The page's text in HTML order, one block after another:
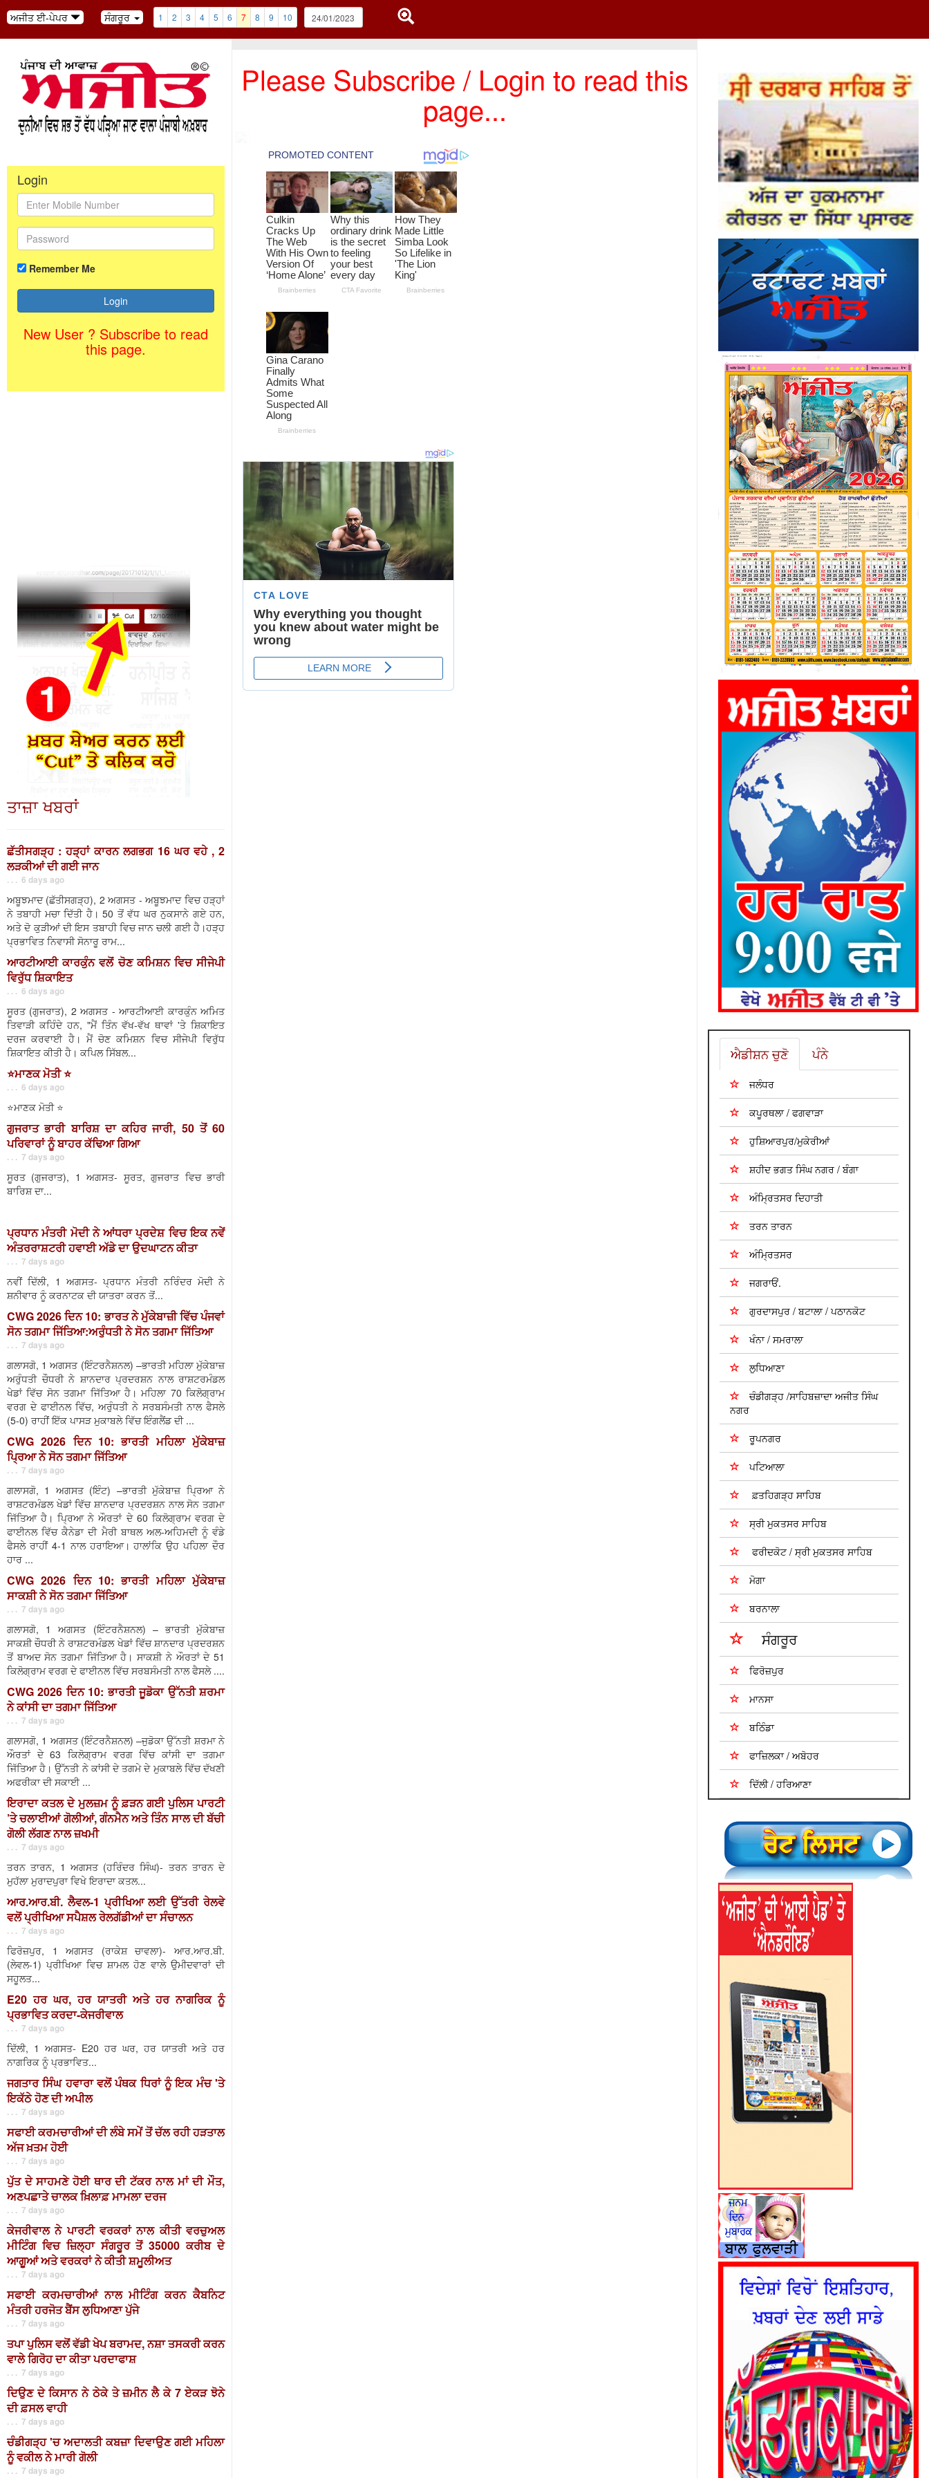
ਅਜੀਤ ਈ-ਪੇਪਰ ਸੰਗਰੂਰ 1 2 3 4 5 6 7 8 9 10
Login
Remember Me
New User ? Subscribe to read
this page.
ਤਾਜ਼ਾ ਖਬਰਾਂ
ਛੱਤੀਸਗੜ੍ਹ : ਹੜ੍ਹਾਂ ਕਾਰਨ ਲਗਭਗ 16 ਘਰ ਵਹੇ , 2
ਲੜਕੀਆਂ ਦੀ ਗਈ ਜਾਨ
. . . 6 days ago
ਅਬੂਝਮਾਦ (ਛੱਤੀਸਗੜ੍ਹ), 2 ਅਗਸਤ - ਅਬੂਝਮਾਦ ਵਿਚ ਹੜ੍ਹਾਂ
ਨੇ ਤਬਾਹੀ ਮਚਾ ਦਿੱਤੀ ਹੈ। 50 ਤੋਂ ਵੱਧ ਘਰ ਨੁਕਸਾਨੇ ਗਏ ਹਨ,
ਅਤੇ ਦੋ ਕੁੜੀਆਂ ਦੀ ਇਸ ਤਬਾਹੀ ਵਿਚ ਜਾਨ ਚਲੀ ਗਈ ਹੈ।ਹੜ੍ਹ
ਪ੍ਰਭਾਵਿਤ ਨਿਵਾਸੀ ਸੋਨਾਰੂ ਰਾਮ...
ਆਰਟੀਆਈ ਕਾਰਕੁੰਨ ਵਲੋਂ ਚੋਣ ਕਮਿਸ਼ਨ ਵਿਚ ਸੀਜੇਪੀ
ਵਿਰੁੱਧ ਸ਼ਿਕਾਇਤ
. . . 6 days ago
ਸੂਰਤ (ਗੁਜਰਾਤ), 2 ਅਗਸਤ - ਆਰਟੀਆਈ ਕਾਰਕੁੰਨ ਅਮਿਤ
ਤਿਵਾੜੀ ਕਹਿੰਦੇ ਹਨ, "ਮੈਂ ਤਿੰਨ ਵੱਖ-ਵੱਖ ਥਾਵਾਂ 'ਤੇ ਸ਼ਿਕਾਇਤ
ਦਰਜ ਕਰਵਾਈ ਹੈ। ਮੈਂ ਚੋਣ ਕਮਿਸ਼ਨ ਵਿਚ ਸੀਜੇਪੀ ਵਿਰੁੱਧ
ਸ਼ਿਕਾਇਤ ਕੀਤੀ ਹੈ। ਕਪਿਲ ਸਿੱਬਲ...
⭐️ਮਾਣਕ ਮੋਤੀ ⭐️
. . . 6 days ago
⭐️ਮਾਣਕ ਮੋਤੀ ⭐️
ਗੁਜਰਾਤ ਭਾਰੀ ਬਾਰਿਸ਼ ਦਾ ਕਹਿਰ ਜਾਰੀ, 50 ਤੋਂ 60
ਪਰਿਵਾਰਾਂ ਨੂੰ ਬਾਹਰ ਕੱਢਿਆ ਗਿਆ
. . . 7 days ago
ਸੂਰਤ (ਗੁਜਰਾਤ), 1 ਅਗਸਤ- ਸੂਰਤ, ਗੁਜਰਾਤ ਵਿਚ ਭਾਰੀ
ਬਾਰਿਸ਼ ਦਾ...
ਪ੍ਰਧਾਨ ਮੰਤਰੀ ਮੋਦੀ ਨੇ ਆਂਧਰਾ ਪ੍ਰਦੇਸ਼ ਵਿਚ ਇਕ ਨਵੇਂ
ਅੰਤਰਰਾਸ਼ਟਰੀ ਹਵਾਈ ਅੱਡੇ ਦਾ ਉਦਘਾਟਨ ਕੀਤਾ
. . . 7 days ago
ਨਵੀਂ ਦਿੱਲੀ, 1 ਅਗਸਤ- ਪ੍ਰਧਾਨ ਮੰਤਰੀ ਨਰਿੰਦਰ ਮੋਦੀ ਨੇ
ਸ਼ਨੀਵਾਰ ਨੂੰ ਕਰਨਾਟਕ ਦੀ ਯਾਤਰਾ ਕਰਨ ਤੋਂ...
CWG 2026 ਦਿਨ 10: ਭਾਰਤ ਨੇ ਮੁੱਕੇਬਾਜ਼ੀ ਵਿੱਚ ਪੰਜਵਾਂ
ਸੋਨ ਤਗਮਾ ਜਿੱਤਿਆ:ਅਰੁੰਧਤੀ ਨੇ ਸੋਨ ਤਗਮਾ ਜਿੱਤਿਆ
. . . 7 days ago
ਗਲਾਸਗੋ, 1 ਅਗਸਤ (ਇੰਟਰਨੈਸ਼ਨਲ) –ਭਾਰਤੀ ਮਹਿਲਾ ਮੁੱਕੇਬਾਜ਼
ਅਰੁੰਧਤੀ ਚੌਧਰੀ ਨੇ ਸ਼ਾਨਦਾਰ ਪ੍ਰਦਰਸ਼ਨ ਨਾਲ ਰਾਸ਼ਟਰਮੰਡਲ
ਖੇਡਾਂ ਵਿੱਚ ਸੋਨ ਤਗਮਾ ਜਿੱਤਿਆ ਹੈ। ਮਹਿਲਾ 70 ਕਿਲੋਗ੍ਰਾਮ
ਵਰਗ ਦੇ ਫਾਈਨਲ ਵਿੱਚ, ਅਰੁੰਧਤੀ ਨੇ ਸਰਬਸੰਮਤੀ ਨਾਲ ਫੈਸਲੇ
(5-0) ਰਾਹੀਂ ਇੱਕ ਪਾਸੜ ਮੁਕਾਬਲੇ ਵਿੱਚ ਇੰਗਲੈਂਡ ਦੀ ...
CWG 2026 ਦਿਨ 10: ਭਾਰਤੀ ਮਹਿਲਾ ਮੁੱਕੇਬਾਜ਼
ਪ੍ਰਿਆ ਨੇ ਸੋਨ ਤਗਮਾ ਜਿੱਤਿਆ
. . . 7 days ago
ਗਲਾਸਗੋ, 1 ਅਗਸਤ (ਇੰਟ) –ਭਾਰਤੀ ਮੁੱਕੇਬਾਜ਼ ਪ੍ਰਿਆ ਨੇ
ਰਾਸ਼ਟਰਮੰਡਲ ਖੇਡਾਂ ਵਿੱਚ ਸ਼ਾਨਦਾਰ ਪ੍ਰਦਰਸ਼ਨ ਨਾਲ ਸੋਨ ਤਗਮਾ
ਜਿੱਤਿਆ ਹੈ। ਪ੍ਰਿਆ ਨੇ ਔਰਤਾਂ ਦੇ 60 ਕਿਲੋਗ੍ਰਾਮ ਵਰਗ ਦੇ
ਫਾਈਨਲ ਵਿੱਚ ਕੈਨੇਡਾ ਦੀ ਮੈਰੀ ਬਾਥਲ ਅਲ-ਅਹਿਮਦੀ ਨੂੰ ਵੰਡੇ
ਫੈਸਲੇ ਰਾਹੀਂ 4-1 ਨਾਲ ਹਰਾਇਆ। ਹਾਲਾਂਕਿ ਉਹ ਪਹਿਲਾ ਦੌਰ
ਹਾਰ ...
CWG 2026 ਦਿਨ 10: ਭਾਰਤੀ ਮਹਿਲਾ ਮੁੱਕੇਬਾਜ਼
ਸਾਕਸ਼ੀ ਨੇ ਸੋਨ ਤਗਮਾ ਜਿੱਤਿਆ
. . . 7 days ago
ਗਲਾਸਗੋ, 1 ਅਗਸਤ (ਇੰਟਰਨੈਸ਼ਨਲ) – ਭਾਰਤੀ ਮੁੱਕੇਬਾਜ਼
ਸਾਕਸ਼ੀ ਚੌਧਰੀ ਨੇ ਰਾਸ਼ਟਰਮੰਡਲ ਖੇਡਾਂ ਵਿੱਚ ਸ਼ਾਨਦਾਰ ਪ੍ਰਦਰਸ਼ਨ
ਤੋਂ ਬਾਅਦ ਸੋਨ ਤਗਮਾ ਜਿੱਤਿਆ ਹੈ। ਸਾਕਸ਼ੀ ਨੇ ਔਰਤਾਂ ਦੇ 51
ਕਿਲੋਗ੍ਰਾਮ ਵਰਗ ਦੇ ਫਾਈਨਲ ਵਿੱਚ ਸਰਬਸੰਮਤੀ ਨਾਲ ਫੈਸਲੇ ....
CWG 2026 ਦਿਨ 10: ਭਾਰਤੀ ਜੂਡੋਕਾ ਉੱਨਤੀ ਸ਼ਰਮਾ
ਨੇ ਕਾਂਸੀ ਦਾ ਤਗਮਾ ਜਿੱਤਿਆ
. . . 7 days ago
ਗਲਾਸਗੋ, 1 ਅਗਸਤ (ਇੰਟਰਨੈਸ਼ਨਲ) –ਜੁਡੋਕਾ ਉੱਨਤੀ ਸ਼ਰਮਾ ਨੇ
ਔਰਤਾਂ ਦੇ 63 ਕਿਲੋਗ੍ਰਾਮ ਵਰਗ ਵਿੱਚ ਕਾਂਸੀ ਦਾ ਤਗਮਾ
ਜਿੱਤਿਆ ਹੈ। ਉੱਨਤੀ ਨੇ ਕਾਂਸੀ ਦੇ ਤਗਮੇ ਦੇ ਮੁਕਾਬਲੇ ਵਿੱਚ ਦੱਖਣੀ
ਅਫਰੀਕਾ ਦੀ ਸਕਾਈ ...
ਇਰਾਦਾ ਕਤਲ ਦੇ ਮੁਲਜ਼ਮ ਨੂੰ ਫ਼ੜਨ ਗਈ ਪੁਲਿਸ ਪਾਰਟੀ
’ਤੇ ਚਲਾਈਆਂ ਗੋਲੀਆਂ, ਗੰਨਮੈਨ ਅਤੇ ਤਿੰਨ ਸਾਲ ਦੀ ਬੱਚੀ
ਗੋਲੀ ਲੱਗਣ ਨਾਲ ਜ਼ਖਮੀ
. . . 7 days ago
ਤਰਨ ਤਾਰਨ, 1 ਅਗਸਤ (ਹਰਿੰਦਰ ਸਿੰਘ)- ਤਰਨ ਤਾਰਨ ਦੇ
ਮੁਹੱਲਾ ਮੁਰਾਦਪੁਰਾ ਵਿਖੇ ਇਰਾਦਾ ਕਤਲ...
ਆਰ.ਆਰ.ਬੀ. ਲੈਵਲ-1 ਪ੍ਰੀਖਿਆ ਲਈ ਉੱਤਰੀ ਰੇਲਵੇ
ਵਲੋਂ ਪ੍ਰੀਖਿਆ ਸਪੈਸ਼ਲ ਰੇਲਗੱਡੀਆਂ ਦਾ ਸੰਚਾਲਨ
. . . 7 days ago
ਫਿਰੋਜ਼ਪੁਰ, 1 ਅਗਸਤ (ਰਾਕੇਸ਼ ਚਾਵਲਾ)- ਆਰ.ਆਰ.ਬੀ.
(ਲੇਵਲ-1) ਪ੍ਰੀਖਿਆ ਵਿਚ ਸ਼ਾਮਲ ਹੋਣ ਵਾਲੇ ਉਮੀਦਵਾਰਾਂ ਦੀ
ਸਹੂਲਤ...
E20 ਹਰ ਘਰ, ਹਰ ਯਾਤਰੀ ਅਤੇ ਹਰ ਨਾਗਰਿਕ ਨੂੰ
ਪ੍ਰਭਾਵਿਤ ਕਰਦਾ-ਕੇਜਰੀਵਾਲ
. . . 7 days ago
ਦਿੱਲੀ, 1 ਅਗਸਤ- E20 ਹਰ ਘਰ, ਹਰ ਯਾਤਰੀ ਅਤੇ ਹਰ
ਨਾਗਰਿਕ ਨੂੰ ਪ੍ਰਭਾਵਿਤ...
ਜਗਤਾਰ ਸਿੰਘ ਹਵਾਰਾ ਵਲੋਂ ਪੰਥਕ ਧਿਰਾਂ ਨੂੰ ਇਕ ਮੰਚ 'ਤੇ
ਇਕੱਠੇ ਹੋਣ ਦੀ ਅਪੀਲ
. . . 7 days ago
ਸਫਾਈ ਕਰਮਚਾਰੀਆਂ ਦੀ ਲੰਬੇ ਸਮੇਂ ਤੋਂ ਚੱਲ ਰਹੀ ਹੜਤਾਲ
ਅੱਜ ਖ਼ਤਮ ਹੋਈ
. . . 7 days ago
ਪੁੱਤ ਦੇ ਸਾਹਮਣੇ ਹੋਈ ਥਾਰ ਦੀ ਟੱਕਰ ਨਾਲ ਮਾਂ ਦੀ ਮੌਤ,
ਅਣਪਛਾਤੇ ਚਾਲਕ ਖ਼ਿਲਾਫ਼ ਮਾਮਲਾ ਦਰਜ
. . . 7 days ago
ਕੇਜਰੀਵਾਲ ਨੇ ਪਾਰਟੀ ਵਰਕਰਾਂ ਨਾਲ ਕੀਤੀ ਵਰਚੁਅਲ
ਮੀਟਿੰਗ ਵਿਚ ਜ਼ਿਲ੍ਹਾ ਸੰਗਰੂਰ ਤੋਂ 35000 ਕਰੀਬ ਦੇ
ਆਗੂਆਂ ਅਤੇ ਵਰਕਰਾਂ ਨੇ ਕੀਤੀ ਸ਼ਮੂਲੀਅਤ
. . . 7 days ago
ਸਫਾਈ ਕਰਮਚਾਰੀਆਂ ਨਾਲ ਮੀਟਿੰਗ ਕਰਨ ਕੈਬਨਿਟ
ਮੰਤਰੀ ਹਰਜੋਤ ਬੈਂਸ ਲੁਧਿਆਣਾ ਪੁੱਜੇ
. . . 7 days ago
ਤਪਾ ਪੁਲਿਸ ਵਲੋਂ ਵੱਡੀ ਖੇਪ ਬਰਾਮਦ, ਨਸ਼ਾ ਤਸਕਰੀ ਕਰਨ
ਵਾਲੇ ਗਿਰੋਹ ਦਾ ਕੀਤਾ ਪਰਦਾਫਾਸ਼
. . . 7 days ago
ਦਿਉਣ ਦੇ ਕਿਸਾਨ ਨੇ ਠੇਕੇ ਤੇ ਜ਼ਮੀਨ ਲੈ ਕੇ 7 ਏਕੜ ਝੋਨੇ
ਦੀ ਫ਼ਸਲ ਵਾਹੀ
. . . 7 days ago
ਚੰਡੀਗੜ੍ਹ 'ਚ ਅਦਾਲਤੀ ਕਬਜ਼ਾ ਦਿਵਾਉਣ ਗਈ ਮਹਿਲਾ
ਨੂੰ ਵਕੀਲ ਨੇ ਮਾਰੀ ਗੋਲੀ
. . . 7 days ago
Please Subscribe / Login to read this
page...
ਐਡੀਸ਼ਨ ਚੁਣੋ ਪੰਨੇ
ਜਲੰਧਰ
ਕਪੂਰਥਲਾ / ਫਗਵਾੜਾ
ਹੁਸ਼ਿਆਰਪੁਰ/ਮੁਕੇਰੀਆਂ
ਸ਼ਹੀਦ ਭਗਤ ਸਿੰਘ ਨਗਰ / ਬੰਗਾ
ਅੰਮ੍ਰਿਤਸਰ ਦਿਹਾਤੀ
ਤਰਨ ਤਾਰਨ
ਅੰਮ੍ਰਿਤਸਰ
ਜਗਰਾਓਂ.
ਗੁਰਦਾਸਪੁਰ / ਬਟਾਲਾ / ਪਠਾਨਕੋਟ
ਖੰਨਾ / ਸਮਰਾਲਾ
ਲੁਧਿਆਣਾ
ਚੰਡੀਗੜ੍ਹ /ਸਾਹਿਬਜ਼ਾਦਾ ਅਜੀਤ ਸਿੰਘ
ਨਗਰ
ਰੂਪਨਗਰ
ਪਟਿਆਲਾ
ਫ਼ਤਹਿਗੜ੍ਹ ਸਾਹਿਬ
ਸ੍ਰੀ ਮੁਕਤਸਰ ਸਾਹਿਬ
ਫਰੀਦਕੋਟ / ਸ੍ਰੀ ਮੁਕਤਸਰ ਸਾਹਿਬ
ਮੋਗਾ
ਬਰਨਾਲਾ
ਸੰਗਰੂਰ
ਫਿਰੋਜ਼ਪੁਰ
ਮਾਨਸਾ
ਬਠਿੰਡਾ
ਫਾਜ਼ਿਲਕਾ / ਅਬੋਹਰ
ਦਿੱਲੀ / ਹਰਿਆਣਾ